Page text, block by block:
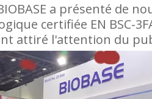
a présenté de
certifiée EN BSC-
attiré l'attention du